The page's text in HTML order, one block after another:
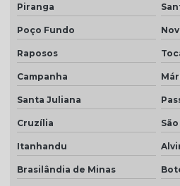
Piranga
Poço Fundo
Raposos
Campanha
Santa Juliana
Cruzília
Itanhandu
Brasilândia de Minas